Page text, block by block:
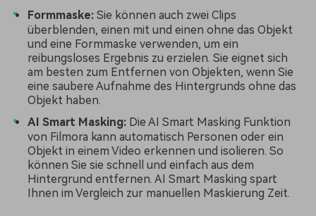
Formmaske: Sie können auch zwei Clips
überblenden, einen mit und einen ohne das Objekt
und eine Formmaske verwenden, um ein
reibungsloses Ergebnis zu erzielen. Sie eignet sich
am besten zum Entfernen von Objekten, wenn Sie
eine saubere Aufnahme des Hintergrunds ohne das
Objekt haben.
AI Smart Masking: Die AI Smart Masking Funktion
von Filmora kann automatisch Personen oder ein
Objekt in einem Video erkennen und isolieren. So
können Sie sie schnell und einfach aus dem
Hintergrund entfernen. AI Smart Masking spart
Ihnen im Vergleich zur manuellen Maskierung Zeit.